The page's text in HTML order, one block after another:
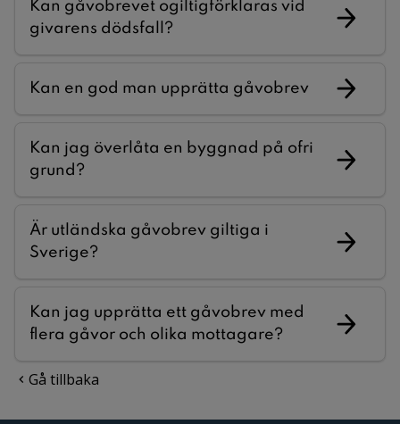
Kan gåvobrevet ogiltigförklaras vid
givarens dödsfall?
Kan en god man upprätta gåvobrev
Kan jag överlåta en byggnad på ofri
grund?
Är utländska gåvobrev giltiga i
Sverige?
Kan jag upprätta ett gåvobrev med
flera gåvor och olika mottagare?
Gå tillbaka